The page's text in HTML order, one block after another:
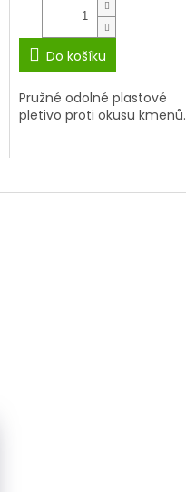
Do košíku
Pružné odolné plastové
pletivo proti okusu kmenů.